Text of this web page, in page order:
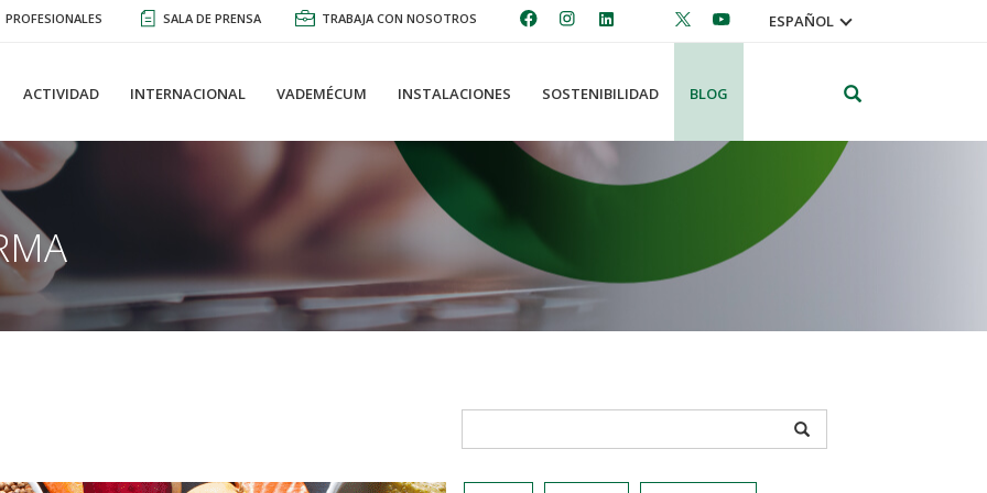
PROFESIONALES SALA DE PRENSA TRABAJA CON NOSOTROS ESPAÑOL
ACTIVIDAD INTERNACIONAL VADEMÉCUM INSTALACIONES SOSTENIBILIDAD BLOG
APPLY